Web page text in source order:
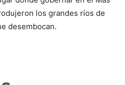
los grandes ríos de
desembocan.